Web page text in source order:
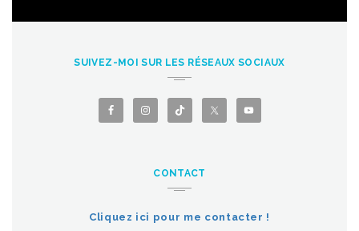
SUIVEZ-MOI SUR LES RÉSEAUX SOCIAUX
CONTACT
Cliquez ici pour me contacter !